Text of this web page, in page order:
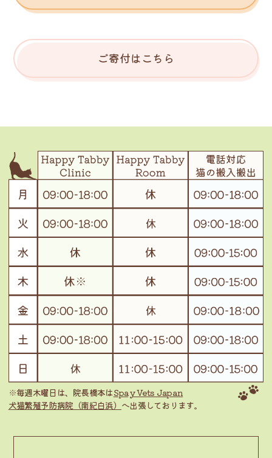
ご寄付はこちら
※毎週木曜日は、院長橋本はSpay Vets Japan
犬猫繁殖予防病院（南紀白浜） へ出張しております。